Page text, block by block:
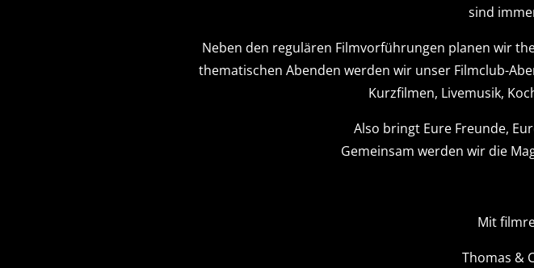
sind
Neben den regulären Filmvorführungen planen wir
thematischen Abenden werden wir unser Filmclub-
Kurzfilmen, Livemusik,
Also bringt Eure Freunde,
Gemeinsam werden wir die
Mit
Thomas &